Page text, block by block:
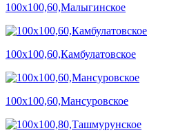
100х100,60,Малыгинское
100х100,60,Камбулатовское
100х100,60,Мансуровское